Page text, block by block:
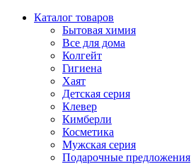
Каталог товаров
Бытовая химия
Все для дома
Колгейт
Гигиена
Хаят
Детская серия
Клевер
Кимберли
Косметика
Мужская серия
Подарочные предложения